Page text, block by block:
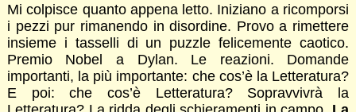
Mi colpisce quanto appena letto. Iniziano a ricomporsi
i pezzi pur rimanendo in disordine. Provo a rimettere
insieme i tasselli di un puzzle felicemente caotico.
Premio Nobel a Dylan. Le reazioni. Domande
importanti, la più importante: che cos’è la Letteratura?
E poi: che cos’è Letteratura? Sopravvivrà la